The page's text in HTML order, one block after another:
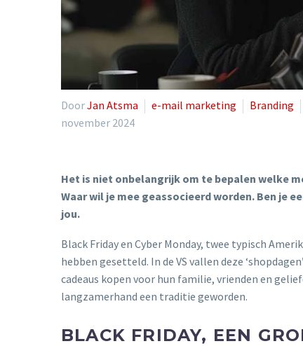
DoorJan Atsma e-mail marketing Branding
november 2024
Het is niet onbelangrijk om te bepalen welke
Waar wil je mee geassocieerd worden. Ben je
jou.
Black Friday en Cyber Monday, twee typisch
hebben gesetteld. In de VS vallen deze
cadeaus kopen voor hun familie, vrienden en
langzamerhand een traditie geworden.
BLACK FRIDAY, EEN